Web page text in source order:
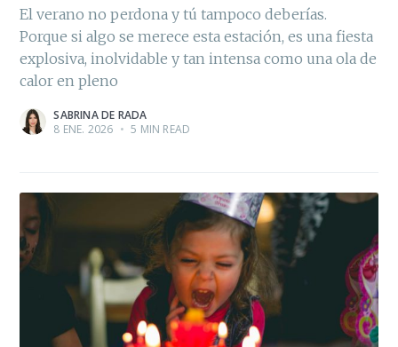
El verano no perdona y tú tampoco deberías.
Porque si algo se merece esta estación, es una fiesta
explosiva, inolvidable y tan intensa como una ola de
calor en pleno
SABRINA DE RADA
8 ENE. 2026 • 5 MIN READ